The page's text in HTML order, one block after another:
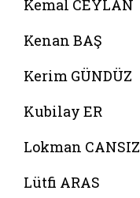
Kemal CEYLAN
Kenan BAŞ
Kerim GÜNDÜZ
Kubilay ER
Lokman CANSIZ
Lütfi ARAS